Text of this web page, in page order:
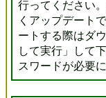
行ってください
くアップデート
ートする際はダ
して実行」して
スワードが必要